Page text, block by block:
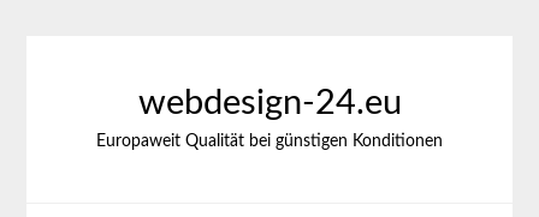
webdesign-24.eu
Europaweit Qualität bei günstigen Konditionen